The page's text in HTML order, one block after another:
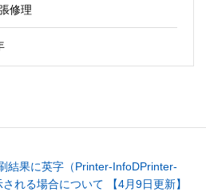
修理
結果に英字（Printer-InfoDPrinter-
れる場合について 【4月9日更新】